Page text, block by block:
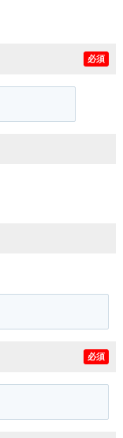
必須
必須